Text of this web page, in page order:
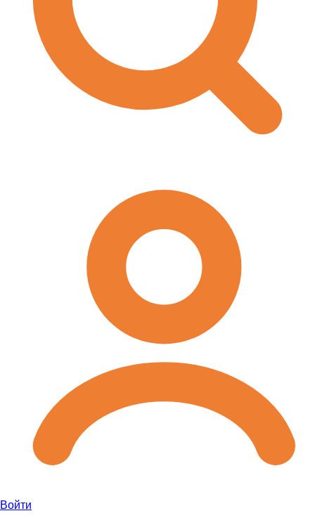
Войти